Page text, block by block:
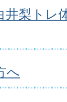
井梨トレ
へ